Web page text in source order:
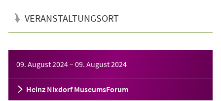
VERANSTALTUNGSORT
09. August 2024– 09. August 2024
Heinz Nixdorf MuseumsForum